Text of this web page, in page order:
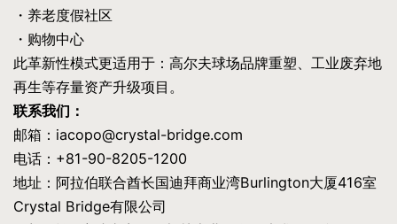
・养老度假社区
・购物中心
此革新性模式更适用于：高尔夫球场品牌重塑、工业废弃地
再生等存量资产升级项目。
联系我们：
邮箱：iacopo@crystal-bridge.com
电话：+81-90-8205-1200
地址：阿拉伯联合酋长国迪拜商业湾Burlington大厦416室
Crystal Bridge有限公司